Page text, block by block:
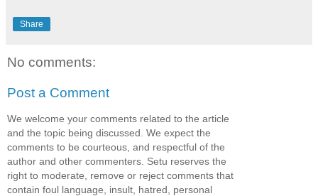
Share
No comments:
Post a Comment
We welcome your comments related to the article
and the topic being discussed. We expect the
comments to be courteous, and respectful of the
author and other commenters. Setu reserves the
right to moderate, remove or reject comments that
contain foul language, insult, hatred, personal